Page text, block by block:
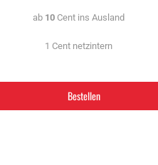
ab 10 Cent ins Ausland
1 Cent netzintern
Bestellen